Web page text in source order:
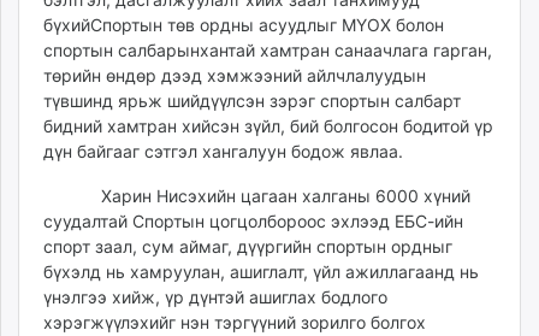
бүхийСпортын төв ордны асуудлыг МҮОХ болон
спортын салбарынхантай хамтран санаачлага гарган,
төрийн өндөр дээд хэмжээний айлчлалуудын
түвшинд ярьж шийдүүлсэн зэрэг спортын салбарт
бидний хамтран хийсэн зүйл, бий болгосон бодитой үр
дүн байгааг сэтгэл хангалуун бодож явлаа.
Харин Нисэхийн цагаан халганы 6000 хүний
суудалтай Спортын цогцолбороос эхлээд ЕБС-ийн
спорт заал, сум аймаг, дүүргийн спортын ордныг
бүхэлд нь хамруулан, ашиглалт, үйл ажиллагаанд нь
үнэлгээ хийж, үр дүнтэй ашиглах бодлого
хэрэгжүүлэхийг нэн тэргүүний зорилго болгох